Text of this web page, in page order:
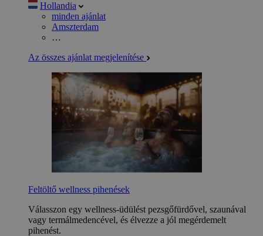
Hollandia
minden ajánlat
Amszterdam
…
Az összes ajánlat megjelenítése
Feltöltő wellness pihenések
Válasszon egy wellness-üdülést pezsgőfürdővel, szaunával
vagy termálmedencével, és élvezze a jól megérdemelt
pihenést.